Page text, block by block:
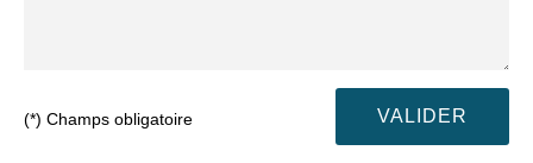
(*) Champs obligatoire